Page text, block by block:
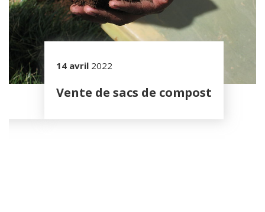
et
14 avril 2022
Vente de sacs de compost